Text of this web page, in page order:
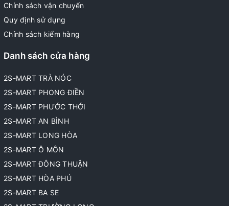
Chính sách vận chuyển
Quy định sử dụng
Chính sách kiểm hàng
Danh sách cửa hàng
2S-MART TRÀ NÓC
2S-MART PHONG ĐIỀN
2S-MART PHƯỚC THỚI
2S-MART AN BÌNH
2S-MART LONG HÒA
2S-MART Ô MÔN
2S-MART ĐÔNG THUẬN
2S-MART HÒA PHÚ
2S-MART BA SE